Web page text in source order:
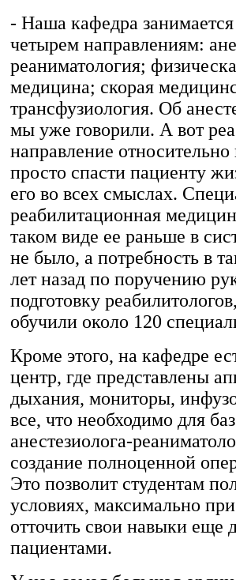
- Наша кафедра
четырем направлениям:
реаниматология;
медицина; скорая
трансфузиология. Об
мы уже говорили. А вот
направление
просто спасти пациенту
его во всех смыслах.
реабилитационная
таком виде ее раньше в
не было, а потребность в
лет назад по поручению
подготовку
обучили около 120
Кроме этого, на кафедре
центр, где представлены
дыхания, мониторы,
все, что необходимо для
анестезиолога-
создание полноценной
Это позволит студентам
условиях, максимально
отточить свои навыки еще
пациентами.